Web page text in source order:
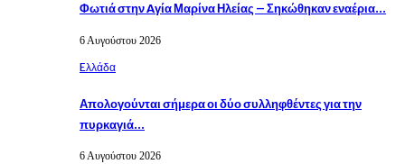
Φωτιά στην Aγία Μαρίνα Ηλείας – Σηκώθηκαν εναέρια…
6 Αυγούστου 2026
Eλλάδα
Απολογούνται σήμερα οι δύο συλληφθέντες για την
πυρκαγιά…
6 Αυγούστου 2026